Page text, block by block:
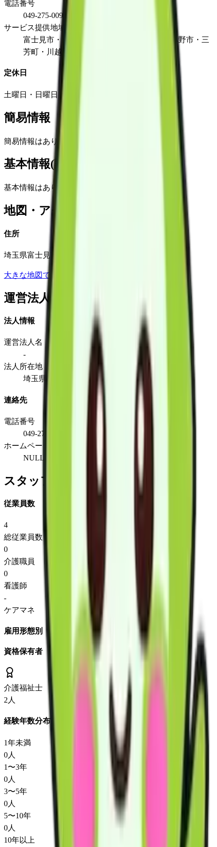
電話番号
049-275-0095
サービス提供地域
富士見市・新座市・志木市・朝霞市・ふじみ野市・三
芳町・川越市・所沢市・和光市
定休日
土曜日・日曜日・祝日・12月30日～1月3日
簡易情報
簡易情報はありません
基本情報(詳細)
基本情報はありません
地図・アクセス
住所
埼玉県富士見市水谷東一丁目28番1号
大きな地図で見る
運営法人
法人情報
運営法人名
-
法人所在地
埼玉県富士見市水谷東一丁目28番1号
連絡先
電話番号
049-275-0095
ホームページ
NULL
スタッフ情報
従業員数
4
総従業員数
0
介護職員
0
看護師
-
ケアマネ
雇用形態別
資格保有者
介護福祉士
2 人
経験年数分布
1年未満
0人
1〜3年
0人
3〜5年
0人
5〜10年
0人
10年以上